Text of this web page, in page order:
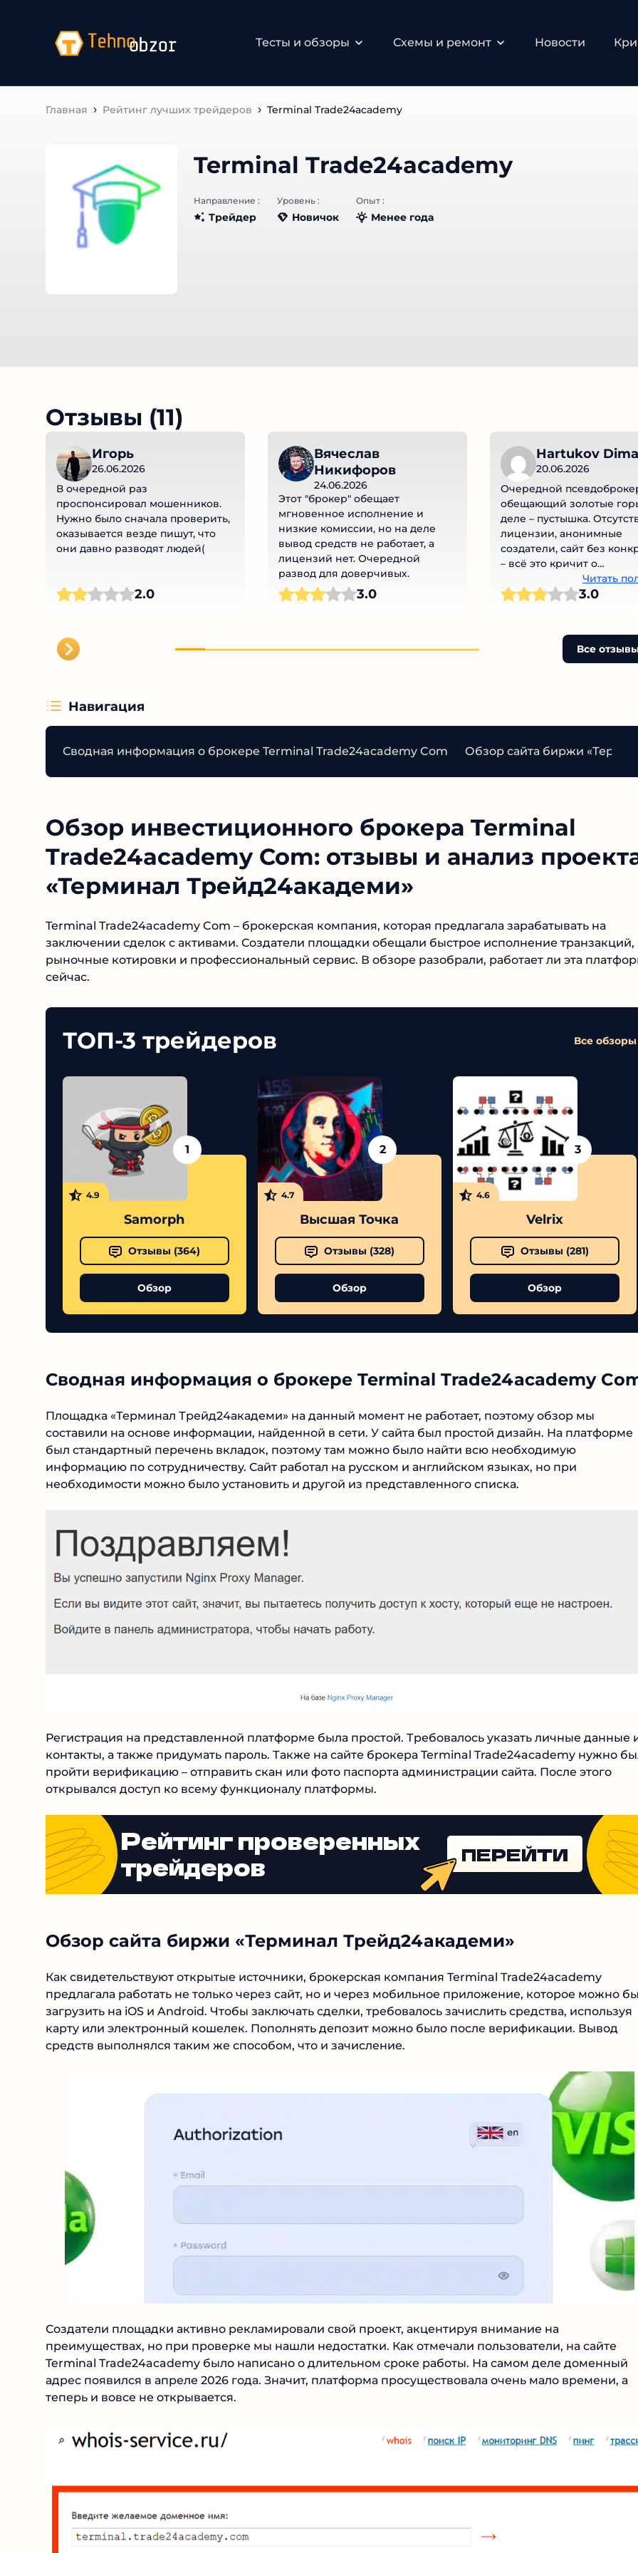
Тесты и обзоры Схемы и ремонт Новости
Главная Рейтинг лучших трейдеров Terminal Trade24academy
Terminal Trade24academy
Направление :
Трейдер
Уровень :
Новичок
Опыт :
Менее года
Отзывы (11)
Игорь
26.06.2026
В очередной раз
проспонсировал мошенников.
Нужно было сначала проверить,
оказывается везде пишут, что
они давно разводят людей(
2.0
Вячеслав
Никифоров
24.06.2026
Этот "брокер" обещает
мгновенное исполнение и
низкие комиссии, но на деле
вывод средств не работает, а
лицензий нет. Очередной
развод для доверчивых.
3.0
Hartukov Dima
20.06.2026
Очередной
обещающий золотые
деле – пустышка.
лицензии, анонимные
создатели, сайт без
– всё это кричит о
мошенничестве.
высокой доходности без
не рискуйте своими
такими сомнительными
Читать
3.0
Все отзывы
Навигация
Сводная информация о брокере Terminal Trade24academy Com Обзор сайта биржи
Обзор инвестиционного брокера Terminal
Trade24academy Com: отзывы и анализ
«Терминал Трейд24академи»
Terminal Trade24academy Com – брокерская компания, которая предлагала зарабатывать на
заключении сделок с активами. Создатели площадки обещали быстрое исполнение транзакций,
рыночные котировки и профессиональный сервис. В обзоре разобрали, работает ли эта
платформа сейчас.
ТОП-3 трейдеров Все обзоры
1
4.9
Samorph
Отзывы ( 364)
Обзор
2
4.7
Высшая Точка
Отзывы ( 328)
Обзор
4.6
Velrix
Отзывы (281)
Обзор
Сводная информация о брокере Terminal Trade24academy
Площадка «Терминал Трейд24академи» на данный момент не работает, поэтому обзор мы
составили на основе информации, найденной в сети. У сайта был простой дизайн. На платформе
был стандартный перечень вкладок, поэтому там можно было найти всю необходимую
информацию по сотрудничеству. Сайт работал на русском и английском языках, но при
необходимости можно было установить и другой из представленного списка.
Регистрация на представленной платформе была простой. Требовалось указать личные данные и
контакты, а также придумать пароль. Также на сайте брокера Terminal Trade24academy нужно
было пройти верификацию – отправить скан или фото паспорта администрации сайта. После
открывался доступ ко всему функционалу платформы.
Рейтинг проверенных
трейдеров
ПЕРЕЙТИ
Обзор сайта биржи «Терминал Трейд24академи»
Как свидетельствуют открытые источники, брокерская компания Terminal Trade24academy
предлагала работать не только через сайт, но и через мобильное приложение, которое можно
было загрузить на iOS и Android. Чтобы заключать сделки, требовалось зачислить средства,
используя карту или электронный кошелек. Пополнять депозит можно было после верификации.
Вывод средств выполнялся таким же способом, что и зачисление.
Создатели площадки активно рекламировали свой проект, акцентируя внимание на
преимуществах, но при проверке мы нашли недостатки. Как отмечали пользователи, на сайте
Terminal Trade24academy было написано о длительном сроке работы. На самом деле доменный
адрес появился в апреле 2026 года. Значит, платформа просуществовала очень мало времени, а
теперь и вовсе не открывается.
№1 В РЕЙТИНГЕ
Samorph
4.9
Читать обзор